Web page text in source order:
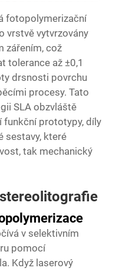
fotopolymerizační
vrstvě vytvrzovány
zářením, což
tolerance až ±0,1
drsnosti povrchu
procesy. Tato
SLA obzvláště
funkční prototypy, díly
sestavy, které
tak mechanický
v selektivním
pomocí
Když laserový